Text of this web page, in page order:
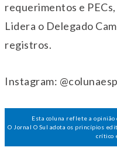
requerimentos e
Lidera o Delegado
registros.
Instagram:
Esta coluna reflete a opinião
O Jornal O Sul adota os princípios
crítico